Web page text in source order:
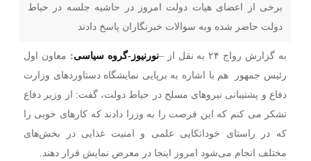
برخی از اعضای هیات دولت امروز در حاشیه جلسه در حیاط
دولت حاضر شده وبه سوالات خبرنگاران پاسخ دادند
به گزارش رواج ۲۴ به نقل از – نورنیوز-گروه سیاسی: معاون اول
رئیس جمهور هم با اشاره به برپایی نمایشگاه دستاوردهای وزارت
دفاع و پشتیبانی نیروهای مسلح در حیاط دولت، گفت: از وزیر دفاع
تشکر می کنم که این فرصت را به وزرا دادند که کارهای خوبی را
که در راستای خوداتکایی علمی و امنیت غذایی در بخش‌های
مختلف انجام می‌شود امروز اینجا در معرض نمایش قرار دهند.